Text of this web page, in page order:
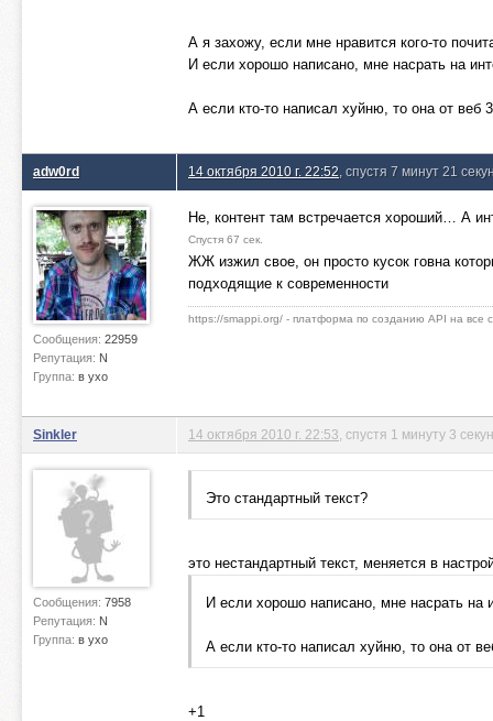
А я захожу, если мне нравится кого-то
И если хорошо написано, мне насрать на
А если кто-то написал хуйню, то она от веб
adw0rd
Сообщения: 22959
Репутация: N
Группа: в ухо
14 октября 2010 г. 22:52 , спустя 7 минут 21
Не, контент там встречается хороший… А
Спустя 67 сек.
ЖЖ изжил свое, он просто кусок говна
подходящие к современности
https://smappi.org/ - платформа по созданию API на все
Sinkler
Сообщения: 7958
Репутация: N
Группа: в ухо
14 октября 2010 г. 22:53 , спустя 1 минуту 3
Это стандартный текст?
это нестандартный текст, меняется в
И если хорошо написано, мне насрать на
А если кто-то написал хуйню, то она от
+1